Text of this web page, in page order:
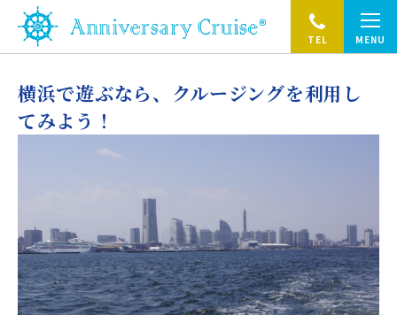
TEL MENU
横浜で遊ぶなら、クルージングを利用し
てみよう！